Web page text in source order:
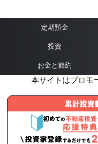
定期預金
投資
お金と節約
本サイトはプロモ